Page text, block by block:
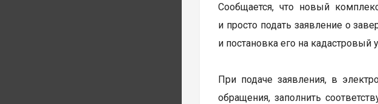
Сообщается, что новый
и просто подать заявление о
и постановка его на
При подаче заявления, в
обращения, заполнить